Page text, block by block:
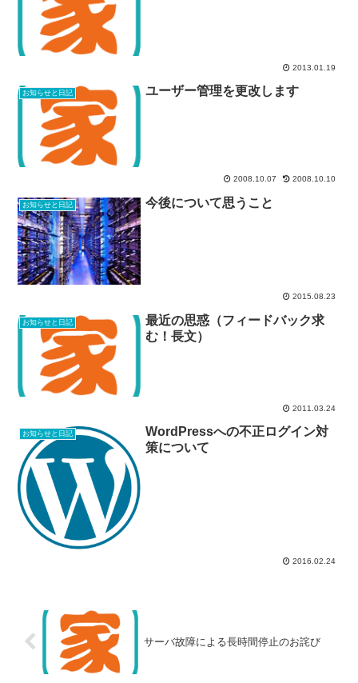
2013.01.19
お知らせと日記 ユーザー管理を更改します
2008.10.07 2008.10.10
お知らせと日記 今後について思うこと
2015.08.23
お知らせと日記
最近の思惑（フィードバック求
む！長文）
2011.03.24
お知らせと日記
WordPressへの不正ログイン対
策について
2016.02.24
サーバ故障による長時間停止のお詫び